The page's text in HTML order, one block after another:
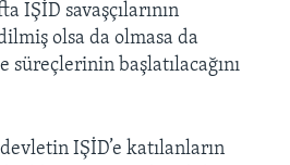
IŞİD savaşçılarının
olsa da olmasa da
başlatılacağını
IŞİD’e katılanların